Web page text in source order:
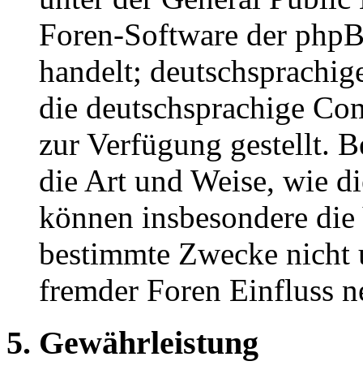
Foren-Software der
handelt;
die deutschsprachige
zur Verfügung gestellt.
die Art und Weise, wie
können insbesondere
bestimmte Zwecke nicht
fremder Foren Einfluss
5. Gewährleistung